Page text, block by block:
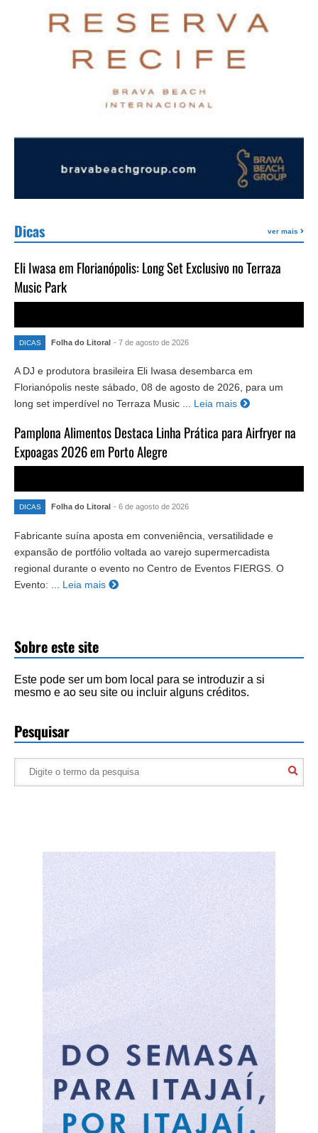
Dicas ver mais
Eli Iwasa em Florianópolis: Long Set Exclusivo no Terraza
Music Park
DICAS Folha do Litoral - 7 de agosto de 2026
A DJ e produtora brasileira Eli Iwasa desembarca em
Florianópolis neste sábado, 08 de agosto de 2026, para um
long set imperdível no Terraza Music ...
Leia mais
Pamplona Alimentos Destaca Linha Prática para Airfryer na
Expoagas 2026 em Porto Alegre
DICAS Folha do Litoral - 6 de agosto de 2026
Fabricante suína aposta em conveniência, versatilidade e
expansão de portfólio voltada ao varejo supermercadista
regional durante o evento no Centro de Eventos FIERGS. O
Evento: ...
Leia mais
Sobre este site
Este pode ser um bom local para se introduzir a si
mesmo e ao seu site ou incluir alguns créditos.
Pesquisar